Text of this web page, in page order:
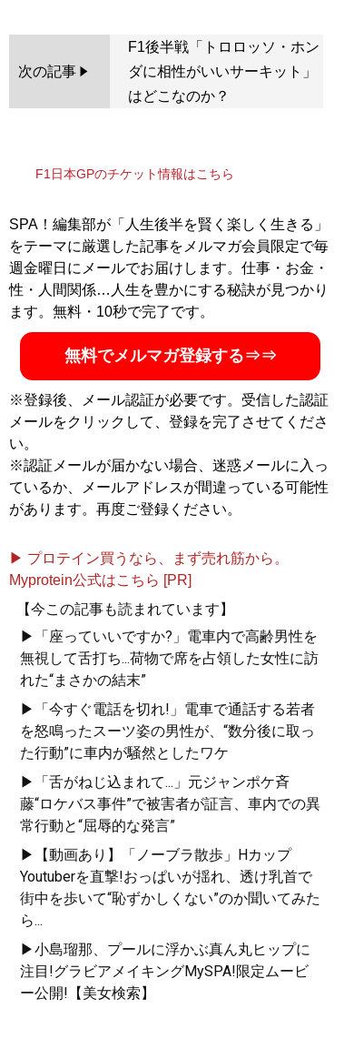
次の記事
F1後半戦「トロロッソ・ホン
ダに相性がいいサーキット」
はどこなのか？
F1日本GPのチケット情報はこちら
SPA！編集部が「人生後半を賢く楽しく生きる」
をテーマに厳選した記事をメルマガ会員限定で毎
週金曜日にメールでお届けします。仕事・お金・
性・人間関係…人生を豊かにする秘訣が見つかり
ます。無料・10秒で完了です。
無料でメルマガ登録する⇒⇒
※登録後、メール認証が必要です。受信した認証
メールをクリックして、登録を完了させてくださ
い。
※認証メールが届かない場合、迷惑メールに入っ
ているか、メールアドレスが間違っている可能性
があります。再度ご登録ください。
▶ プロテイン買うなら、まず売れ筋から。
Myprotein公式はこちら [PR]
【今この記事も読まれています】
▶「座っていいですか?」電車内で高齢男性を
無視して舌打ち...荷物で席を占領した女性に訪
れた“まさかの結末”
▶「今すぐ電話を切れ!」電車で通話する若者
を怒鳴ったスーツ姿の男性が、“数分後に取っ
た行動”に車内が騒然としたワケ
▶「舌がねじ込まれて...」元ジャンポケ斉
藤“ロケバス事件”で被害者が証言、車内での異
常行動と“屈辱的な発言”
▶【動画あり】「ノーブラ散歩」Hカップ
Youtuberを直撃!おっぱいが揺れ、透け乳首で
街中を歩いて“恥ずかしくない”のか聞いてみた
ら...
▶小島瑠那、プールに浮かぶ真ん丸ヒップに
注目!グラビアメイキングMySPA!限定ムービ
ー公開!【美女検索】